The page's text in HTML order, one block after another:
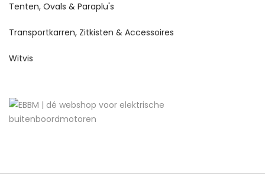
Tenten, Ovals & Paraplu's
Transportkarren, Zitkisten & Accessoires
Witvis